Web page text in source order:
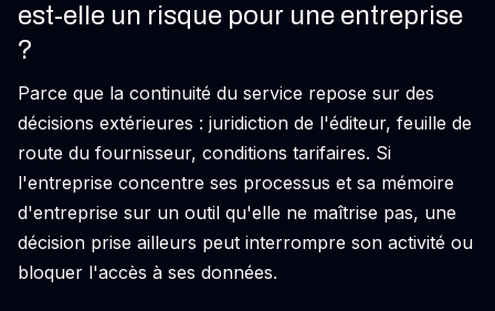
est-elle un risque pour une entreprise
?
Parce que la continuité du service repose sur des
décisions extérieures : juridiction de l'éditeur, feuille de
route du fournisseur, conditions tarifaires. Si
l'entreprise concentre ses processus et sa mémoire
d'entreprise sur un outil qu'elle ne maîtrise pas, une
décision prise ailleurs peut interrompre son activité ou
bloquer l'accès à ses données.